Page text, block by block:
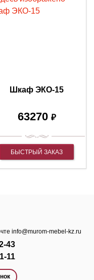
Шкаф ЭКО-15
63270 ₽
БЫСТРЫЙ ЗАКАЗ
info@murom-mebel-kz.ru
43
11